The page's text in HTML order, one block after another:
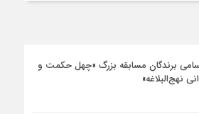
برندگان مسابقه بزرگ «چهل حکمت و
نهج‌البلاغه»